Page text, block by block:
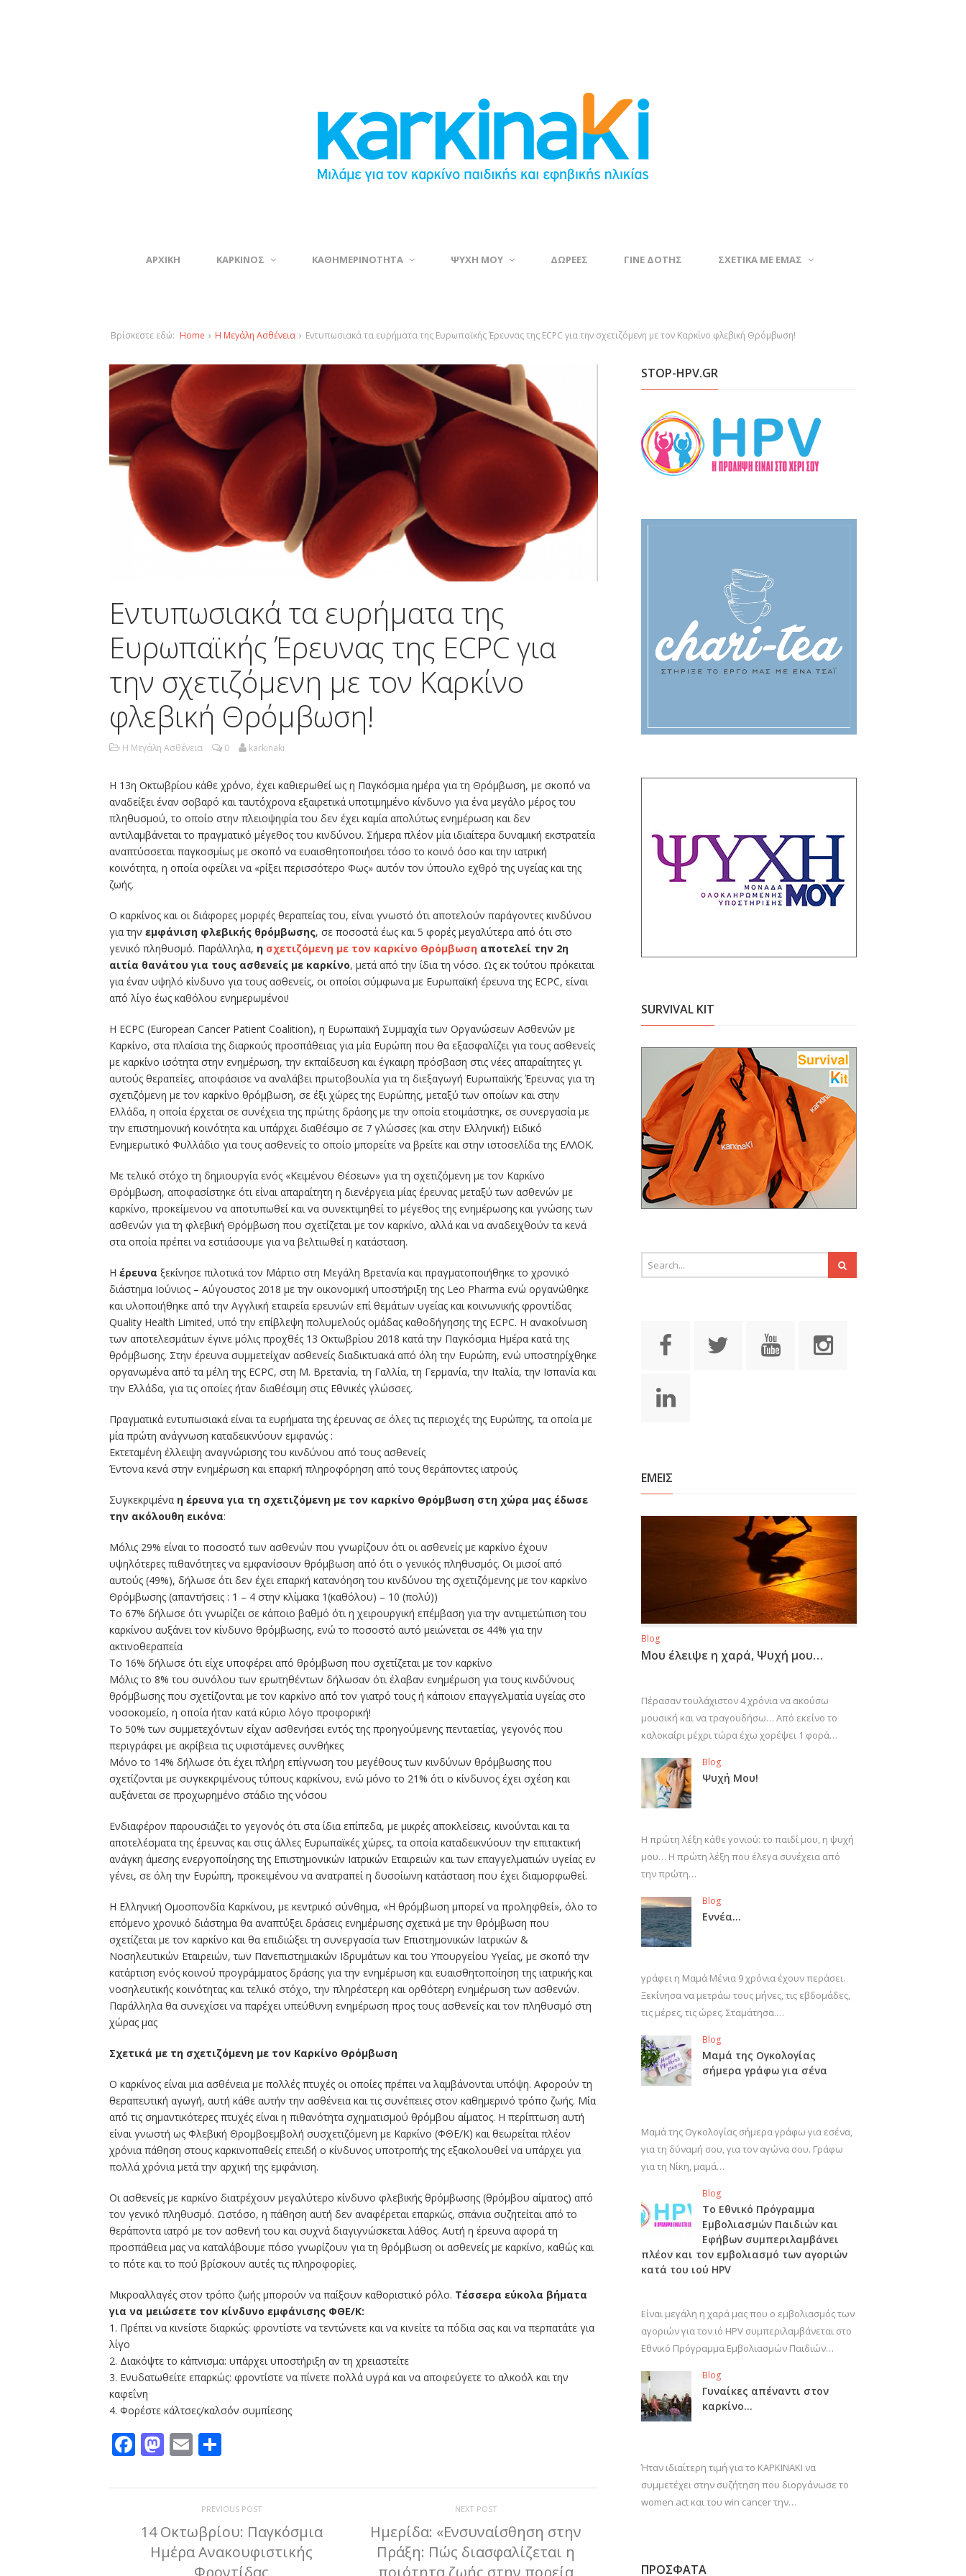
ΑΡΧΙΚΗ ΚΑΡΚΙΝΟΣ ΚΑΘΗΜΕΡΙΝΟΤΗΤΑ ΨΥΧΗ ΜΟΥ ΔΩΡΕΕΣ ΓΙΝΕ ΔΟΤΗΣ ΣΧΕΤΙΚΑ ΜΕ ΕΜΑΣ
Βρίσκεστε εδώ: Home › Η Μεγάλη Ασθένεια › Εντυπωσιακά τα ευρήματα της Ευρωπαϊκής Έρευνας της ECPC για την σχετιζόμενη με τον Καρκίνο φλεβική Θρόμβωση!
Εντυπωσιακά τα ευρήματα της
Ευρωπαϊκής Έρευνας της ECPC για
την σχετιζόμενη με τον Καρκίνο
φλεβική Θρόμβωση!
Η Μεγάλη Ασθένεια 0 karkinaki
Η 13η Οκτωβρίου κάθε χρόνο, έχει καθιερωθεί ως η Παγκόσμια ημέρα για τη Θρόμβωση, με σκοπό να
αναδείξει έναν σοβαρό και ταυτόχρονα εξαιρετικά υποτιμημένο κίνδυνο για ένα μεγάλο μέρος του
πληθυσμού, το οποίο στην πλειοψηφία του δεν έχει καμία απολύτως ενημέρωση και δεν
αντιλαμβάνεται το πραγματικό μέγεθος του κινδύνου. Σήμερα πλέον μία ιδιαίτερα δυναμική εκστρατεία
αναπτύσσεται παγκοσμίως με σκοπό να ευαισθητοποιήσει τόσο το κοινό όσο και την ιατρική
κοινότητα, η οποία οφείλει να «ρίξει περισσότερο Φως» αυτόν τον ύπουλο εχθρό της υγείας και της
ζωής.
Ο καρκίνος και οι διάφορες μορφές θεραπείας του, είναι γνωστό ότι αποτελούν παράγοντες κινδύνου
για την εμφάνιση φλεβικής θρόμβωσης, σε ποσοστά έως και 5 φορές μεγαλύτερα από ότι στο
γενικό πληθυσμό. Παράλληλα, η σχετιζόμενη με τον καρκίνο Θρόμβωση αποτελεί την 2η
αιτία θανάτου για τους ασθενείς με καρκίνο, μετά από την ίδια τη νόσο. Ως εκ τούτου πρόκειται
για έναν υψηλό κίνδυνο για τους ασθενείς, οι οποίοι σύμφωνα με Ευρωπαϊκή έρευνα της ECPC, είναι
από λίγο έως καθόλου ενημερωμένοι!
Η ECPC (European Cancer Patient Coalition), η Ευρωπαϊκή Συμμαχία των Οργανώσεων Ασθενών με
Καρκίνο, στα πλαίσια της διαρκούς προσπάθειας για μία Ευρώπη που θα εξασφαλίζει για τους ασθενείς
με καρκίνο ισότητα στην ενημέρωση, την εκπαίδευση και έγκαιρη πρόσβαση στις νέες απαραίτητες γι
αυτούς θεραπείες, αποφάσισε να αναλάβει πρωτοβουλία για τη διεξαγωγή Ευρωπαϊκής Έρευνας για τη
σχετιζόμενη με τον καρκίνο θρόμβωση, σε έξι χώρες της Ευρώπης, μεταξύ των οποίων και στην
Ελλάδα, η οποία έρχεται σε συνέχεια της πρώτης δράσης με την οποία ετοιμάστηκε, σε συνεργασία με
την επιστημονική κοινότητα και υπάρχει διαθέσιμο σε 7 γλώσσες (και στην Ελληνική) Ειδικό
Ενημερωτικό Φυλλάδιο για τους ασθενείς το οποίο μπορείτε να βρείτε και στην ιστοσελίδα της ΕΛΛΟΚ.
Με τελικό στόχο τη δημιουργία ενός «Κειμένου Θέσεων» για τη σχετιζόμενη με τον Καρκίνο
Θρόμβωση, αποφασίστηκε ότι είναι απαραίτητη η διενέργεια μίας έρευνας μεταξύ των ασθενών με
καρκίνο, προκείμενου να αποτυπωθεί και να συνεκτιμηθεί το μέγεθος της ενημέρωσης και γνώσης των
ασθενών για τη φλεβική Θρόμβωση που σχετίζεται με τον καρκίνο, αλλά και να αναδειχθούν τα κενά
στα οποία πρέπει να εστιάσουμε για να βελτιωθεί η κατάσταση.
Η έρευνα ξεκίνησε πιλοτικά τον Μάρτιο στη Μεγάλη Βρετανία και πραγματοποιήθηκε το χρονικό
διάστημα Ιούνιος – Αύγουστος 2018 με την οικονομική υποστήριξη της Leo Pharma ενώ οργανώθηκε
και υλοποιήθηκε από την Αγγλική εταιρεία ερευνών επί θεμάτων υγείας και κοινωνικής φροντίδας
Quality Health Limited, υπό την επίβλεψη πολυμελούς ομάδας καθοδήγησης της ECPC. Η ανακοίνωση
των αποτελεσμάτων έγινε μόλις προχθές 13 Οκτωβρίου 2018 κατά την Παγκόσμια Ημέρα κατά της
θρόμβωσης. Στην έρευνα συμμετείχαν ασθενείς διαδικτυακά από όλη την Ευρώπη, ενώ υποστηρίχθηκε
οργανωμένα από τα μέλη της ECPC, στη Μ. Βρετανία, τη Γαλλία, τη Γερμανία, την Ιταλία, την Ισπανία και
την Ελλάδα, για τις οποίες ήταν διαθέσιμη στις Εθνικές γλώσσες.
Πραγματικά εντυπωσιακά είναι τα ευρήματα της έρευνας σε όλες τις περιοχές της Ευρώπης, τα οποία με
μία πρώτη ανάγνωση καταδεικνύουν εμφανώς :
Εκτεταμένη έλλειψη αναγνώρισης του κινδύνου από τους ασθενείς
Έντονα κενά στην ενημέρωση και επαρκή πληροφόρηση από τους θεράποντες ιατρούς.
Συγκεκριμένα η έρευνα για τη σχετιζόμενη με τον καρκίνο Θρόμβωση στη χώρα μας έδωσε
την ακόλουθη εικόνα:
Μόλις 29% είναι το ποσοστό των ασθενών που γνωρίζουν ότι οι ασθενείς με καρκίνο έχουν
υψηλότερες πιθανότητες να εμφανίσουν θρόμβωση από ότι ο γενικός πληθυσμός. Οι μισοί από
αυτούς (49%), δήλωσε ότι δεν έχει επαρκή κατανόηση του κινδύνου της σχετιζόμενης με τον καρκίνο
Θρόμβωσης (απαντήσεις : 1 – 4 στην κλίμακα 1(καθόλου) – 10 (πολύ))
Το 67% δήλωσε ότι γνωρίζει σε κάποιο βαθμό ότι η χειρουργική επέμβαση για την αντιμετώπιση του
καρκίνου αυξάνει τον κίνδυνο θρόμβωσης, ενώ το ποσοστό αυτό μειώνεται σε 44% για την
ακτινοθεραπεία
Το 16% δήλωσε ότι είχε υποφέρει από θρόμβωση που σχετίζεται με τον καρκίνο
Μόλις το 8% του συνόλου των ερωτηθέντων δήλωσαν ότι έλαβαν ενημέρωση για τους κινδύνους
θρόμβωσης που σχετίζονται με τον καρκίνο από τον γιατρό τους ή κάποιον επαγγελματία υγείας στο
νοσοκομείο, η οποία ήταν κατά κύριο λόγο προφορική!
Το 50% των συμμετεχόντων είχαν ασθενήσει εντός της προηγούμενης πενταετίας, γεγονός που
περιγράφει με ακρίβεια τις υφιστάμενες συνθήκες
Μόνο το 14% δήλωσε ότι έχει πλήρη επίγνωση του μεγέθους των κινδύνων θρόμβωσης που
σχετίζονται με συγκεκριμένους τύπους καρκίνου, ενώ μόνο το 21% ότι ο κίνδυνος έχει σχέση και
αυξάνεται σε προχωρημένο στάδιο της νόσου
Ενδιαφέρον παρουσιάζει το γεγονός ότι στα ίδια επίπεδα, με μικρές αποκλείσεις, κινούνται και τα
αποτελέσματα της έρευνας και στις άλλες Ευρωπαϊκές χώρες, τα οποία καταδεικνύουν την επιτακτική
ανάγκη άμεσης ενεργοποίησης της Επιστημονικών Ιατρικών Εταιρειών και των επαγγελματιών υγείας εν
γένει, σε όλη την Ευρώπη, προκειμένου να ανατραπεί η δυσοίωνη κατάσταση που έχει διαμορφωθεί.
Η Ελληνική Ομοσπονδία Καρκίνου, με κεντρικό σύνθημα, «Η θρόμβωση μπορεί να προληφθεί», όλο το
επόμενο χρονικό διάστημα θα αναπτύξει δράσεις ενημέρωσης σχετικά με την θρόμβωση που
σχετίζεται με τον καρκίνο και θα επιδιώξει τη συνεργασία των Επιστημονικών Ιατρικών &
Νοσηλευτικών Εταιρειών, των Πανεπιστημιακών Ιδρυμάτων και του Υπουργείου Υγείας, με σκοπό την
κατάρτιση ενός κοινού προγράμματος δράσης για την ενημέρωση και ευαισθητοποίηση της ιατρικής και
νοσηλευτικής κοινότητας και τελικό στόχο, την πληρέστερη και ορθότερη ενημέρωση των ασθενών.
Παράλληλα θα συνεχίσει να παρέχει υπεύθυνη ενημέρωση προς τους ασθενείς και τον πληθυσμό στη
χώρας μας
Σχετικά με τη σχετιζόμενη με τον Καρκίνο Θρόμβωση
Ο καρκίνος είναι μια ασθένεια με πολλές πτυχές οι οποίες πρέπει να λαμβάνονται υπόψη. Αφορούν τη
θεραπευτική αγωγή, αυτή κάθε αυτήν την ασθένεια και τις συνέπειες στον καθημερινό τρόπο ζωής. Μία
από τις σημαντικότερες πτυχές είναι η πιθανότητα σχηματισμού θρόμβου αίματος. Η περίπτωση αυτή
είναι γνωστή ως Φλεβική Θρομβοεμβολή συσχετιζόμενη με Καρκίνο (ΦΘΕ/Κ) και θεωρείται πλέον
χρόνια πάθηση στους καρκινοπαθείς επειδή ο κίνδυνος υποτροπής της εξακολουθεί να υπάρχει για
πολλά χρόνια μετά την αρχική της εμφάνιση.
Οι ασθενείς με καρκίνο διατρέχουν μεγαλύτερο κίνδυνο φλεβικής θρόμβωσης (θρόμβου αίματος) από
τον γενικό πληθυσμό. Ωστόσο, η πάθηση αυτή δεν αναφέρεται επαρκώς, σπάνια συζητείται από το
θεράποντα ιατρό με τον ασθενή του και συχνά διαγιγνώσκεται λάθος. Αυτή η έρευνα αφορά τη
προσπάθεια μας να καταλάβουμε πόσο γνωρίζουν για τη θρόμβωση οι ασθενείς με καρκίνο, καθώς και
το πότε και το πού βρίσκουν αυτές τις πληροφορίες.
Μικροαλλαγές στον τρόπο ζωής μπορούν να παίξουν καθοριστικό ρόλο. Τέσσερα εύκολα βήματα
για να μειώσετε τον κίνδυνο εμφάνισης ΦΘΕ/Κ:
1. Πρέπει να κινείστε διαρκώς: φροντίστε να τεντώνετε και να κινείτε τα πόδια σας και να περπατάτε για
λίγο
2. Διακόψτε το κάπνισμα: υπάρχει υποστήριξη αν τη χρειαστείτε
3. Ενυδατωθείτε επαρκώς: φροντίστε να πίνετε πολλά υγρά και να αποφεύγετε το αλκοόλ και την
καφεΐνη
4. Φορέστε κάλτσες/καλσόν συμπίεσης
Facebook
Mastodon
Email
PREVIOUS POST
14 Οκτωβρίου: Παγκόσμια
Ημέρα Ανακουφιστικής
NEXT POST
Ημερίδα: «Ενσυναίσθηση στην
Πράξη: Πώς διασφαλίζεται η
STOP-HPV.GR
SURVIVAL KIT
ΕΜΕΙΣ
Blog
Μου έλειψε η χαρά, Ψυχή μου…
Πέρασαν τουλάχιστον 4 χρόνια να ακούσω
μουσική και να τραγουδήσω… Από εκείνο το
καλοκαίρι μέχρι τώρα έχω χορέψει 1 φορά…
Blog
Ψυχή Μου!
Η πρώτη λέξη κάθε γονιού: το παιδί μου, η ψυχή
μου… Η πρώτη λέξη που έλεγα συνέχεια από
την πρώτη…
Blog
Εννέα…
γράφει η Μαμά Μένια 9 χρόνια έχουν περάσει.
Ξεκίνησα να μετράω τους μήνες, τις εβδομάδες,
τις μέρες, τις ώρες. Σταμάτησα.…
Blog
Μαμά της Ογκολογίας
σήμερα γράφω για σένα
Μαμά της Ογκολογίας σήμερα γράφω για εσένα,
για τη δύναμή σου, για τον αγώνα σου. Γράφω
για τη Νίκη, μαμά…
Blog
Το Εθνικό Πρόγραμμα
Εμβολιασμών Παιδιών και
Εφήβων συμπεριλαμβάνει
πλέον και τον εμβολιασμό των αγοριών
κατά του ιού HPV
Είναι μεγάλη η χαρά μας που ο εμβολιασμός των
αγοριών για τον ιό HPV συμπεριλαμβάνεται στο
Εθνικό Πρόγραμμα Εμβολιασμών Παιδιών…
Blog
Γυναίκες απέναντι στον
καρκίνο…
Ήταν ιδιαίτερη τιμή για το ΚΑΡΚΙΝΑΚΙ να
συμμετέχει στην συζήτηση που διοργάνωσε το
women act και του win cancer την…
ΠΡΟΣΦΑΤΑ